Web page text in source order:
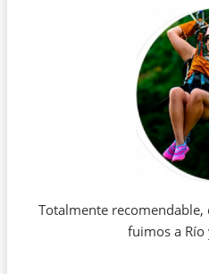
Totalmente
fuimos a Río